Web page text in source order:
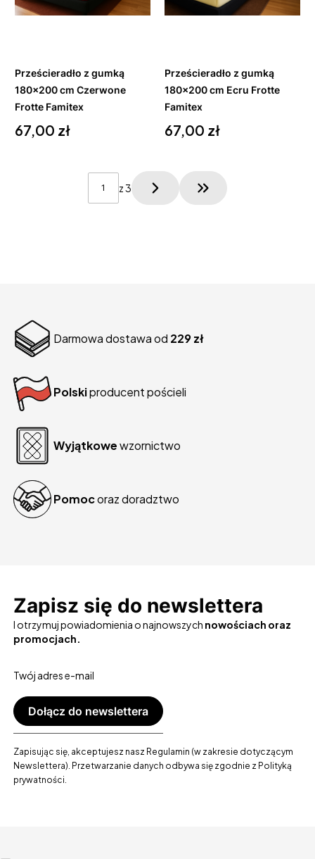
Prześcieradło z gumką
180x200 cm Czerwone
Frotte Famitex
Cena
67,00 zł
Prześcieradło z gumką
180x200 cm Ecru Frotte
Famitex
Cena
67,00 zł
z 3
Przejdź do
Darmowa dostawa od 229 zł
Polskiproducent pościeli
Wyjątkowewzornictwo
Pomocoraz doradztwo
Zapisz się do newslettera
I otrzymuj powiadomienia o najnowszych nowościach oraz
promocjach.
Twój adres e-mail
Dołącz do newslettera
Zapisując się, akceptujesz nasz Regulamin (w zakresie dotyczącym
Newslettera). Przetwarzanie danych odbywa się zgodnie z Polityką
prywatności.